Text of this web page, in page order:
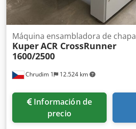
Chrudim 1 12.524 km
Máquina ensambladora de chapa
KuperACR CrossRunner
1600/2500
Información de
precio